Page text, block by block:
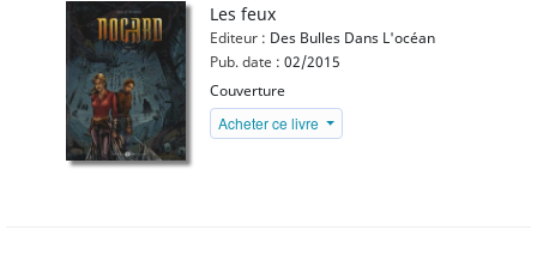
Les feux
Editeur : Des Bulles Dans L'océan
Pub. date : 02/2015
Couverture
Acheter ce livre